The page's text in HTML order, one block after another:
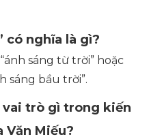
có nghĩa là gì?
sáng từ trời” hoặc
sáng bầu trời”.
vai trò gì trong kiến
Miếu?